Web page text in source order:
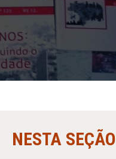
NESTA SEÇÃO